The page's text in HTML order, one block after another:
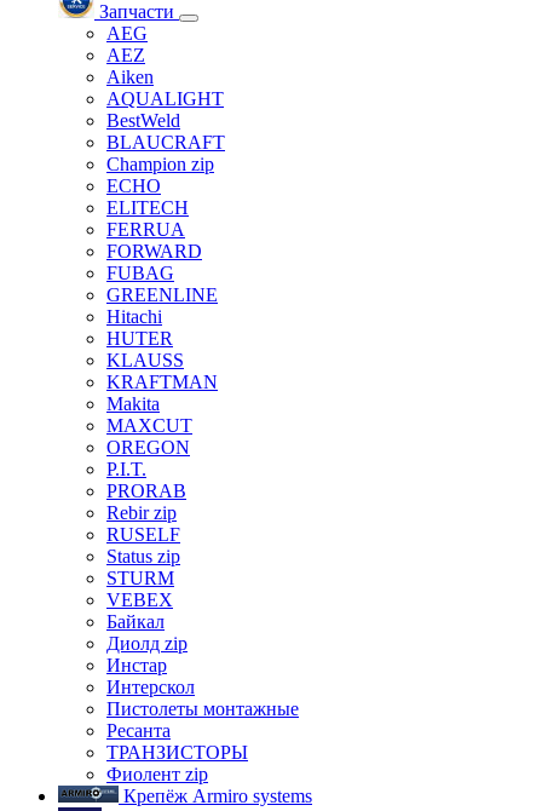
Запчасти
AEG
AEZ
Aiken
AQUALIGHT
BestWeld
BLAUCRAFT
Champion zip
ECHO
ELITECH
FERRUA
FORWARD
FUBAG
GREENLINE
Hitachi
HUTER
KLAUSS
KRAFTMAN
Makita
MAXCUT
OREGON
P.I.T.
PRORAB
Rebir zip
RUSELF
Status zip
STURM
VEBEX
Байкал
Диолд zip
Инстар
Интерскол
Пистолеты монтажные
Ресанта
ТРАНЗИСТОРЫ
Фиолент zip
Крепёж Armiro systems